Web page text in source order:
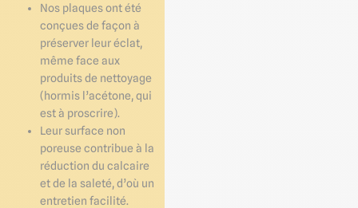
Nos plaques ont été
conçues de façon à
préserver leur éclat,
même face aux
produits de nettoyage
(hormis l’acétone, qui
est à proscrire).
Leur surface non
poreuse contribue à la
réduction du calcaire
et de la saleté, d’où un
entretien facilité.